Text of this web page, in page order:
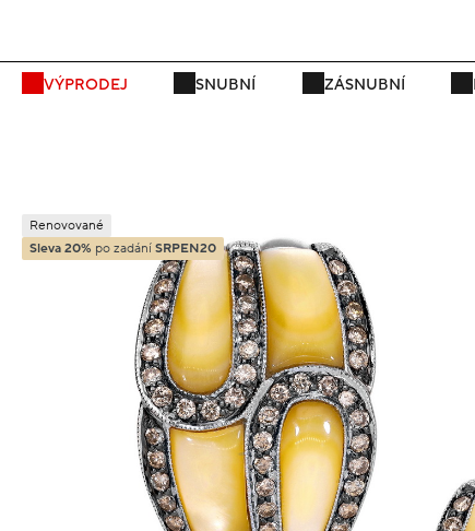
VÝPRODEJ SNUBNÍ ZÁSNUBNÍ
Renovované
Sleva 20% po zadání SRPEN20